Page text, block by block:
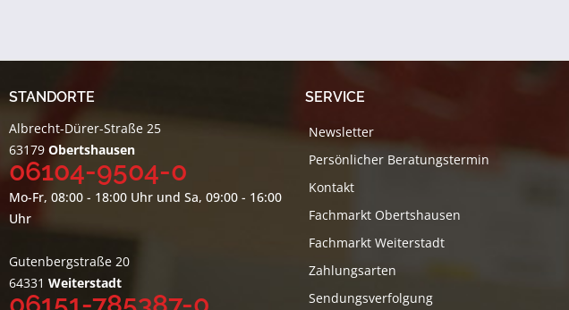
STANDORTE
Albrecht-Dürer-Straße 25
63179 Obertshausen
06104-9504-0
Mo-Fr, 08:00 - 18:00 Uhr und Sa, 09:00 - 16:00
Uhr
Gutenbergstraße 20
64331 Weiterstadt
SERVICE
Newsletter
Persönlicher Beratungstermin
Kontakt
Fachmarkt Obertshausen
Fachmarkt Weiterstadt
Zahlungsarten
Sendungsverfolgung